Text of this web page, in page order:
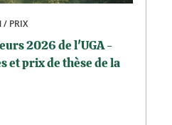
/ PRIX
2026 de l'UGA -
et prix de thèse de la